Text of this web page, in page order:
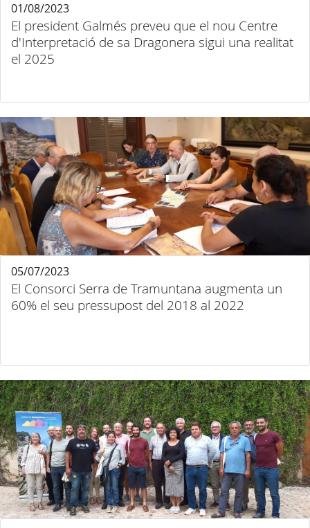
El president Galmés preveu que el nou Centre
d'Interpretació de sa Dragonera sigui una realitat
el 2025
01/08/2023
El Consorci Serra de Tramuntana augmenta un
60% el seu pressupost del 2018 al 2022
05/07/2023